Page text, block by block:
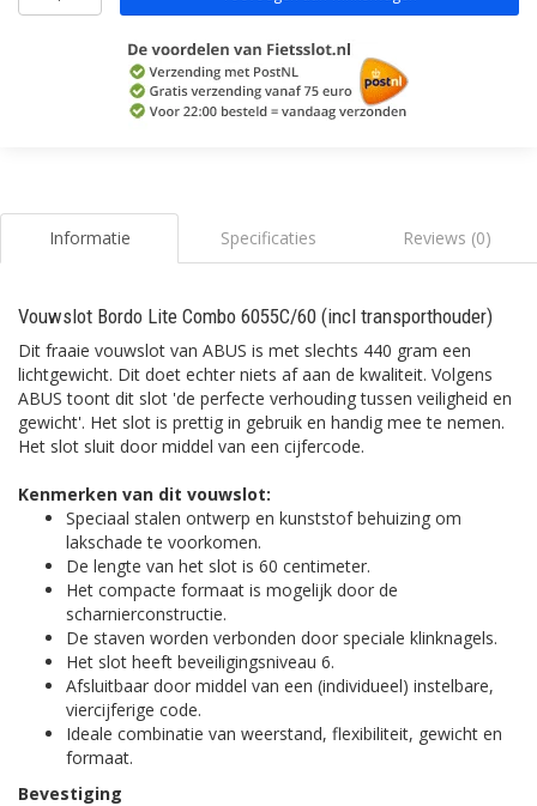
Informatie Specificaties Reviews (0)
Vouwslot Bordo Lite Combo 6055C/60 (incl transporthouder)
Dit fraaie vouwslot van ABUS is met slechts 440 gram een
lichtgewicht. Dit doet echter niets af aan de kwaliteit. Volgens
ABUS toont dit slot 'de perfecte verhouding tussen veiligheid en
gewicht'. Het slot is prettig in gebruik en handig mee te nemen.
Het slot sluit door middel van een cijfercode.
Kenmerken van dit vouwslot:
Speciaal stalen ontwerp en kunststof behuizing om
lakschade te voorkomen.
De lengte van het slot is 60 centimeter.
Het compacte formaat is mogelijk door de
scharnierconstructie.
De staven worden verbonden door speciale klinknagels.
Het slot heeft beveiligingsniveau 6.
Afsluitbaar door middel van een (individueel) instelbare,
viercijferige code.
Ideale combinatie van weerstand, flexibiliteit, gewicht en
formaat.
Bevestiging